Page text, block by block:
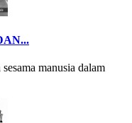
manusia dalam